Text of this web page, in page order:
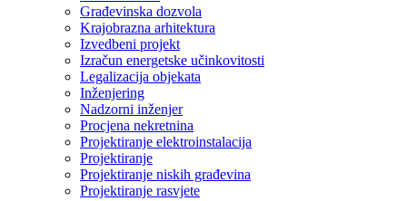
Građevinska dozvola
Krajobrazna arhitektura
Izvedbeni projekt
Izračun energetske učinkovitosti
Legalizacija objekata
Inženjering
Nadzorni inženjer
Procjena nekretnina
Projektiranje elektroinstalacija
Projektiranje
Projektiranje niskih građevina
Projektiranje rasvjete